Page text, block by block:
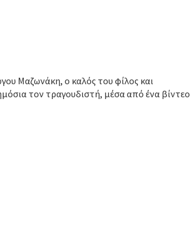
Μαζωνάκη, ο καλός του φίλος και
τον τραγουδιστή, μέσα από ένα βίντεο